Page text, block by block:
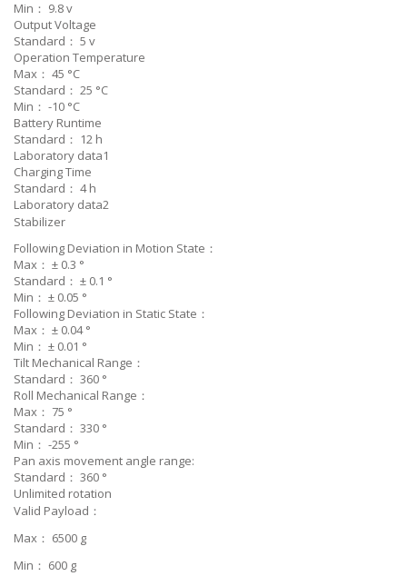
Min： 9.8v
Output Voltage
Standard： 5 v
Operation Temperature
Max： 45 °C
Standard： 25 °C
Min： -10 °C
Battery Runtime
Standard： 12 h
Laboratory data1
Charging Time
Standard： 4 h
Laboratory data2
Stabilizer
Following Deviation in Motion State：
Max： ± 0.3 °
Standard： ± 0.1 °
Min： ± 0.05 °
Following Deviation in Static State：
Max： ± 0.04 °
Min： ± 0.01 °
Tilt Mechanical Range：
Standard： 360 °
Roll Mechanical Range：
Max： 75 °
Standard： 330 °
Min： -255 °
Pan axis movement angle range:
Standard： 360 °
Unlimited rotation
Valid Payload：
Max： 6500 g
Min： 600 g